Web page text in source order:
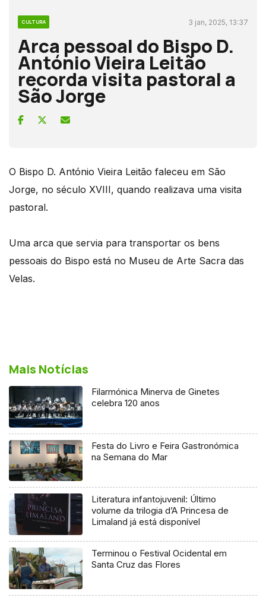
CULTURA 3 jan, 2025, 13:37
Arca pessoal do Bispo D.
António Vieira Leitão
recorda visita pastoral a
São Jorge
O Bispo D. António Vieira Leitão faleceu em São
Jorge, no século XVIII, quando realizava uma visita
pastoral.
Uma arca que servia para transportar os bens
pessoais do Bispo está no Museu de Arte Sacra das
Velas.
Mais Notícias
Filarmónica Minerva de Ginetes
celebra 120 anos
Festa do Livro e Feira Gastronómica
na Semana do Mar
Literatura infantojuvenil: Último
volume da trilogia d’A Princesa de
Limaland já está disponível
Terminou o Festival Ocidental em
Santa Cruz das Flores